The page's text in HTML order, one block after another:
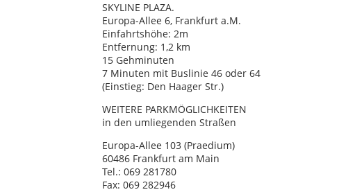
SKYLINE PLAZA.
Europa-Allee 6, Frankfurt a.M.
Einfahrtshöhe: 2m
Entfernung: 1,2 km
15 Gehminuten
7 Minuten mit Buslinie 46 oder 64
(Einstieg: Den Haager Str.)
WEITERE PARKMÖGLICHKEITEN
in den umliegenden Straßen
Europa-Allee 103 (Praedium)
60486 Frankfurt am Main
Tel.: 069 281780
Fax: 069 282946